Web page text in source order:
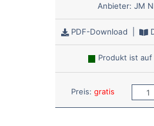
Anbieter: JM
PDF-Download
Produkt ist auf
Preis: gratis Anzahl: